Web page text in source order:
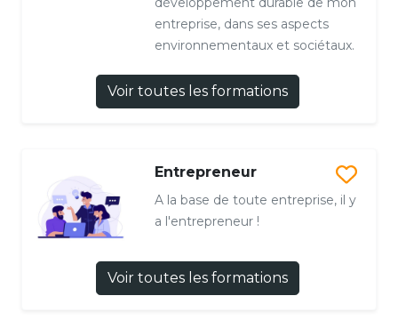
entreprise, dans ses aspects
environnementaux et sociétaux.
Voir toutes les formations
Entrepreneur
A la base de toute entreprise, il y
a l'entrepreneur !
Voir toutes les formations